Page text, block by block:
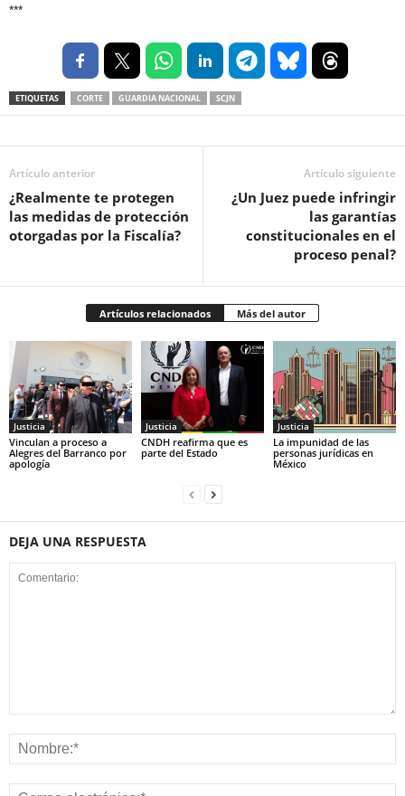
***
ETIQUETAS CORTE GUARDIA NACIONAL SCJN
Artículo anterior
¿Realmente te protegen
las medidas de protección
otorgadas por la Fiscalía?
Artículo siguiente
¿Un Juez puede infringir
las garantías
constitucionales en el
proceso penal?
Artículos relacionados Más del autor
Justicia
Vinculan a proceso a
Alegres del Barranco por
apología
Justicia
CNDH reafirma que es
parte del Estado
Justicia
La impunidad de las
personas jurídicas en
México
DEJA UNA RESPUESTA